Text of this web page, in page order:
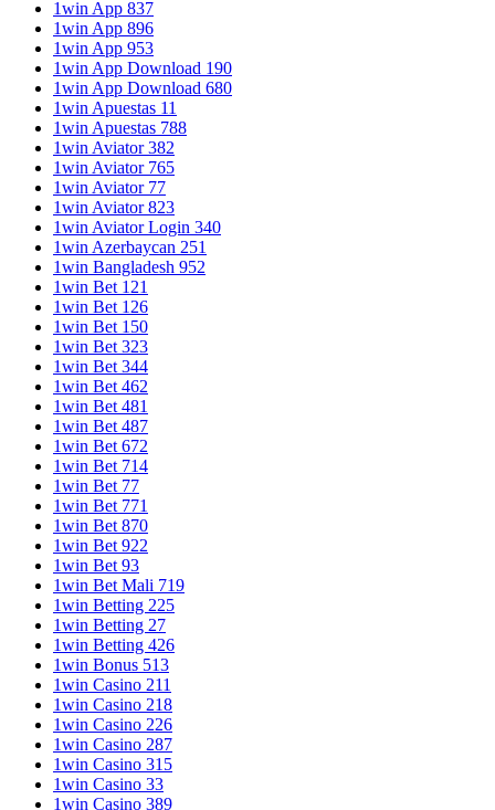
1win App 837
1win App 896
1win App 953
1win App Download 190
1win App Download 680
1win Apuestas 11
1win Apuestas 788
1win Aviator 382
1win Aviator 765
1win Aviator 77
1win Aviator 823
1win Aviator Login 340
1win Azerbaycan 251
1win Bangladesh 952
1win Bet 121
1win Bet 126
1win Bet 150
1win Bet 323
1win Bet 344
1win Bet 462
1win Bet 481
1win Bet 487
1win Bet 672
1win Bet 714
1win Bet 77
1win Bet 771
1win Bet 870
1win Bet 922
1win Bet 93
1win Bet Mali 719
1win Betting 225
1win Betting 27
1win Betting 426
1win Bonus 513
1win Casino 211
1win Casino 218
1win Casino 226
1win Casino 287
1win Casino 315
1win Casino 33
1win Casino 389